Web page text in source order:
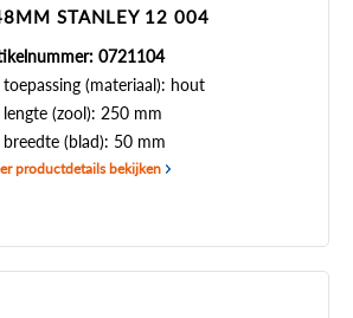
STANLEY 12 004
0721104
toepassing (materiaal): hout
lengte (zool): 250 mm
breedte (blad): 50 mm
productdetails bekijken